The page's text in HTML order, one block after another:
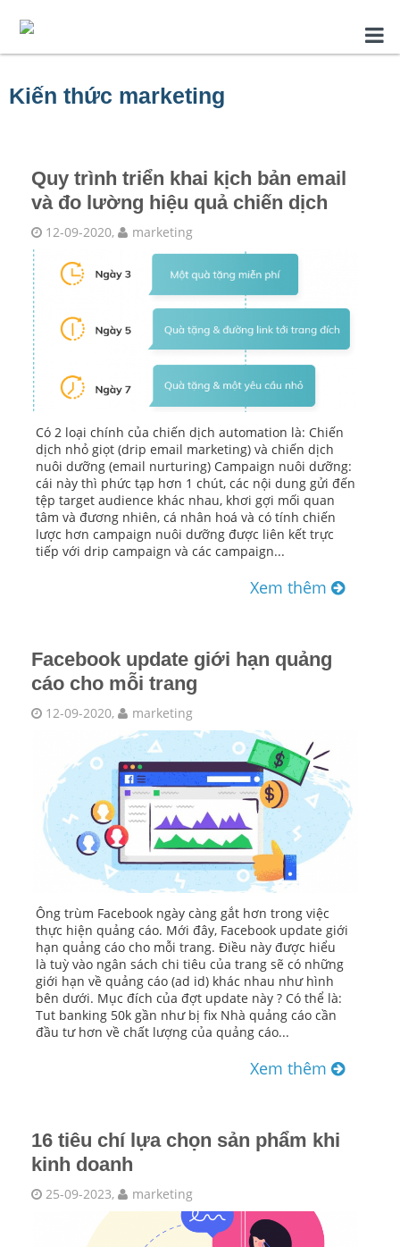
Kiến thức marketing
Quy trình triển khai kịch bản email
và đo lường hiệu quả chiến dịch
12-09-2020, marketing
Có 2 loại chính của chiến dịch automation là: Chiến
dịch nhỏ giọt (drip email marketing) và chiến dịch
nuôi dưỡng (email nurturing) Campaign nuôi dưỡng:
cái này thì phức tạp hơn 1 chút, các nội dung gửi đến
tệp target audience khác nhau, khơi gợi mối quan
tâm và đương nhiên, cá nhân hoá và có tính chiến
lược hơn campaign nuôi dưỡng được liên kết trực
tiếp với drip campaign và các campaign...
Xem thêm
Facebook update giới hạn quảng
cáo cho mỗi trang
12-09-2020, marketing
Ông trùm Facebook ngày càng gắt hơn trong việc
thực hiện quảng cáo. Mới đây, Facebook update giới
hạn quảng cáo cho mỗi trang. Điều này được hiểu
là tuỳ vào ngân sách chi tiêu của trang sẽ có những
giới hạn về quảng cáo (ad id) khác nhau như hình
bên dưới. Mục đích của đợt update này ? Có thể là:
Tut banking 50k gần như bị fix Nhà quảng cáo cần
đầu tư hơn về chất lượng của quảng cáo...
Xem thêm
16 tiêu chí lựa chọn sản phẩm khi
kinh doanh
25-09-2023, marketing